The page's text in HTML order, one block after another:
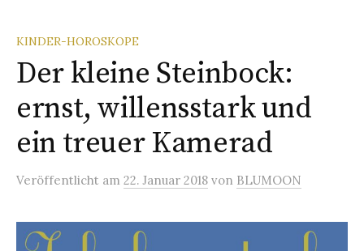
KINDER-HOROSKOPE
Der kleine Steinbock:
ernst, willensstark und
ein treuer Kamerad
Veröffentlicht am 22. Januar 2018 von BLUMOON